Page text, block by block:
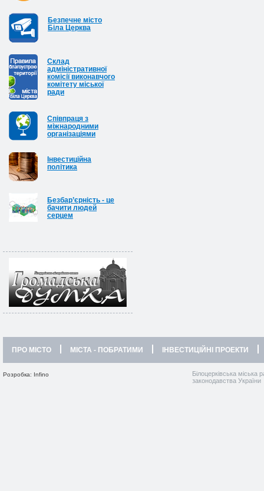
Безпечне місто
Біла Церква
Cклад
адміністративної
комісії виконавчого
комітету міської
ради
Співпраця з
міжнародними
організаціями
Інвестиційна
політика
Безбар’єрність - це
бачити людей
серцем
ПРО МІСТО МІСТА - ПОБРАТИМИ ІНВЕСТИЦІЙНІ ПРОЕКТИ
Розробка: Infino
Білоцерківська міська
законодавства України